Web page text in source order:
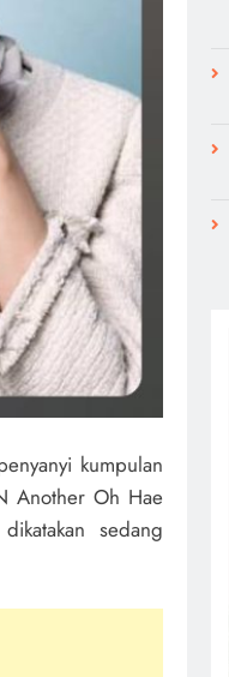
kumpulan
Another Oh Hae
sedang